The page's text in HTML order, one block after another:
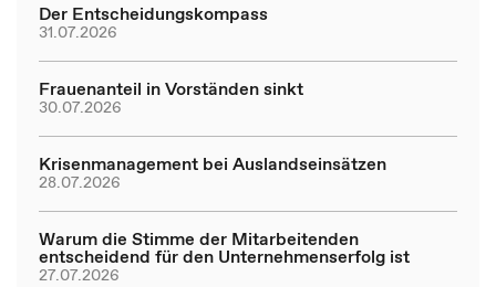
Der Entscheidungskompass
31.07.2026
Frauenanteil in Vorständen sinkt
30.07.2026
Krisenmanagement bei Auslandseinsätzen
28.07.2026
Warum die Stimme der Mitarbeitenden
entscheidend für den Unternehmenserfolg ist
27.07.2026